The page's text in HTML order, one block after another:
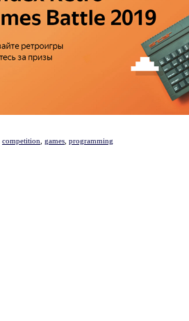
competition games programming